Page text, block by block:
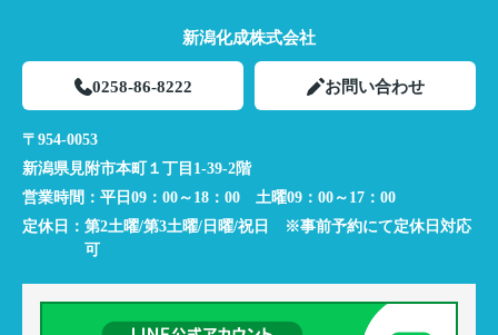
新潟化成株式会社
0258-86-8222 お問い合わせ
〒954-0053
新潟県見附市本町１丁目1-39-2階
営業時間： 平日09：00～18：00 土曜09：00～17：00
定休日： 第2土曜/第3土曜/日曜/祝日 ※事前予約にて定休日対応
可